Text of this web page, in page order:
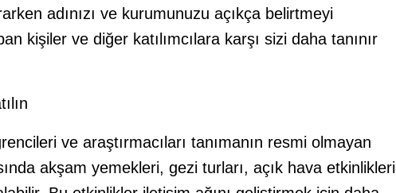
adınızı ve kurumunuzu açıkça belirtmeyi
kişiler ve diğer katılımcılara karşı sizi daha tanınır
ve araştırmacıları tanımanın resmi olmayan
akşam yemekleri, gezi turları, açık hava etkinlikleri